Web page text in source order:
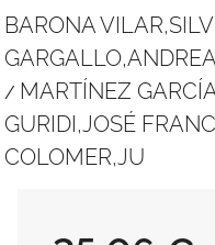
BARONA
GARGALLO,ANDREA
/ MARTÍNEZ
GURIDI,JOSÉ
COLOMER,JU